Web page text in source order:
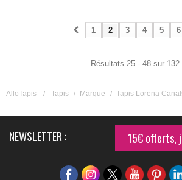
1 2 3 4 5 6
Résultats 25 - 48 sur 132.
AlloTapis / Tapis / Marque / Tapis Lorena
NEWSLETTER : 15€ offerts,